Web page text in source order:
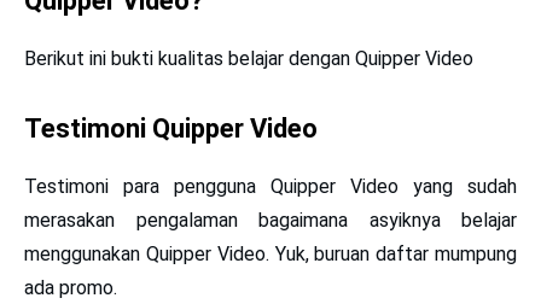
Berikut ini bukti kualitas belajar dengan Quipper Video
Testimoni Quipper Video
Testimoni para pengguna Quipper Video yang sudah
merasakan pengalaman bagaimana asyiknya belajar
menggunakan Quipper Video. Yuk, buruan daftar mumpung
ada promo.